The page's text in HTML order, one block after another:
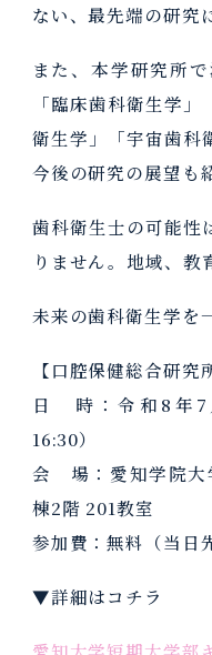
ない、最先端の研究
また、本学研究所
「臨床歯科衛生学
衛生学」「宇宙歯科
今後の研究の展望も
歯科衛生士の可能性
りません。地域、教
未来の歯科衛生学を
【口腔保健総合研究
日 時：令和8年7
16:30）
会 場：愛知学院大
棟2階 201教室
参加費：無料（当日
▼詳細はコチラ